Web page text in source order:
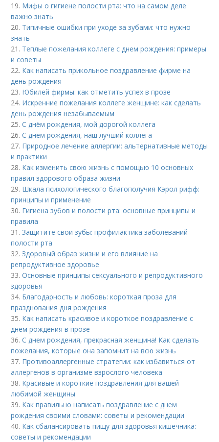
19. Мифы о гигиене полости рта: что на самом деле
важно знать
20. Типичные ошибки при уходе за зубами: что нужно
знать
21. Теплые пожелания коллеге с днем рождения: примеры
и советы
22. Как написать прикольное поздравление фирме на
день рождения
23. Юбилей фирмы: как отметить успех в прозе
24. Искренние пожелания коллеге женщине: как сделать
день рождения незабываемым
25.С днём рождения, мой дорогой коллега
26.С днем рождения, наш лучший коллега
27. Природное лечение аллергии: альтернативные методы
и практики
28. Как изменить свою жизнь с помощью 10 основных
правил здорового образа жизни
29. Шкала психологического благополучия Кэрол рифф:
принципы и применение
30. Гигиена зубов и полости рта: основные принципы и
правила
31.Защитите свои зубы: профилактика заболеваний
полости рта
32.Здоровый образ жизни и его влияние на
репродуктивное здоровье
33.Основные принципы сексуального и репродуктивного
здоровья
34. Благодарность и любовь: короткая проза для
празднования дня рождения
35. Как написать красивое и короткое поздравление с
днем рождения в прозе
36.С днем рождения, прекрасная женщина! Как сделать
пожелания, которые она запомнит на всю жизнь
37. Противоаллергенные стратегии: как избавиться от
аллергенов в организме взрослого человека
38. Красивые и короткие поздравления для вашей
любимой женщины
39. Как правильно написать поздравление с днем
рождения своими словами: советы и рекомендации
40. Как сбалансировать пищу для здоровья кишечника:
советы и рекомендации